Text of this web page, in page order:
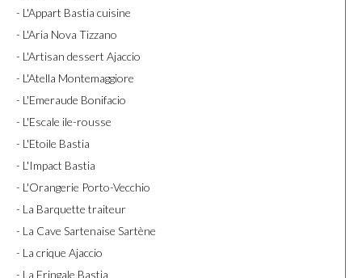
- L'Appart Bastia cuisine
- L'Aria Nova Tizzano
- L'Artisan dessert Ajaccio
- L'Atella Montemaggiore
- L'Emeraude Bonifacio
- L'Escale ile-rousse
- L'Etoile Bastia
- L'Impact Bastia
- L'Orangerie Porto-Vecchio
- La Barquette traiteur
- La Cave Sartenaise Sartène
- La crique Ajaccio
- La Fringale Bastia